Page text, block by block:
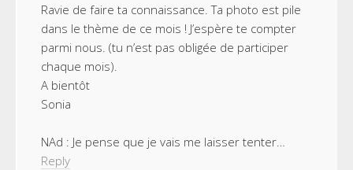
Ravie de faire ta connaissance. Ta photo est pile
dans le thème de ce mois ! J’espère te compter
parmi nous. (tu n’est pas obligée de participer
chaque mois).
A bientôt
Sonia
NAd : Je pense que je vais me laisser tenter…
Reply